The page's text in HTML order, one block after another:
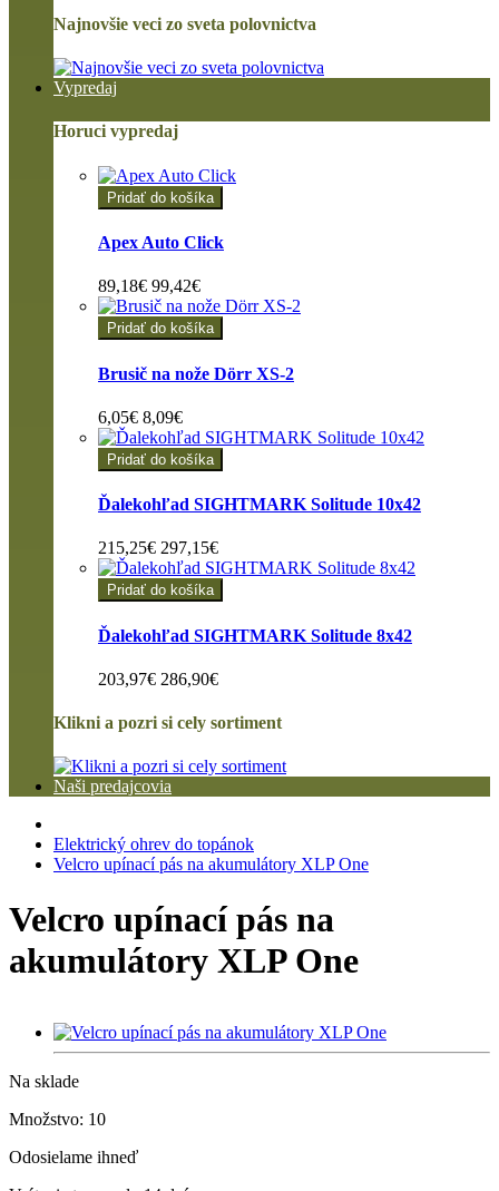
Najnovšie veci zo sveta polovnictva
Vypredaj
Horuci vypredaj
Pridať do košíka
Apex Auto Click
89,18€ 99,42€
Pridať do košíka
Brusič na nože Dörr XS-2
6,05€ 8,09€
Pridať do košíka
Ďalekohľad SIGHTMARK Solitude 10x42
215,25€ 297,15€
Pridať do košíka
Ďalekohľad SIGHTMARK Solitude 8x42
203,97€ 286,90€
Klikni a pozri si cely sortiment
Naši predajcovia
Elektrický ohrev do topánok
Velcro upínací pás na akumulátory XLP One
Velcro upínací pás na
akumulátory XLP One
Na sklade
Množstvo: 10
Odosielame ihneď